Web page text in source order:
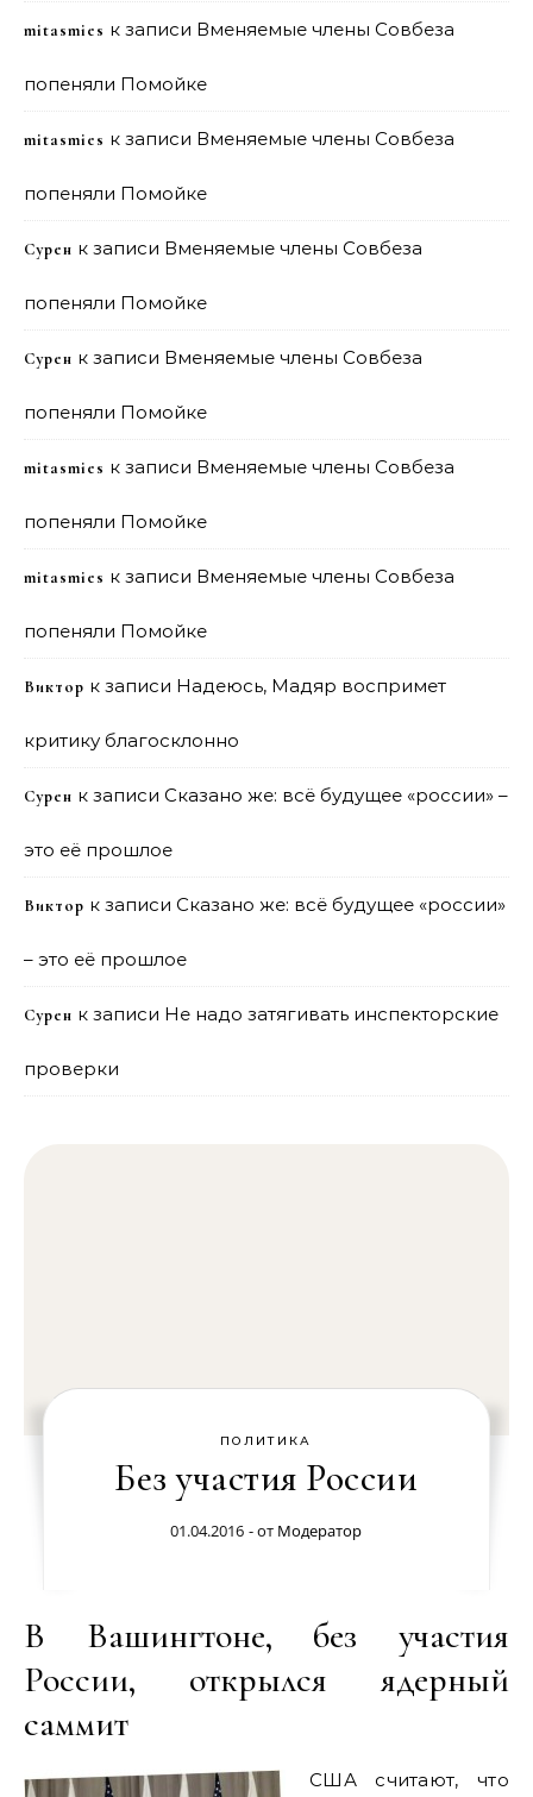
mitasmies к записи Вменяемые члены Совбеза
попеняли Помойке
mitasmies к записи Вменяемые члены Совбеза
попеняли Помойке
Сурен к записи Вменяемые члены Совбеза
попеняли Помойке
Сурен к записи Вменяемые члены Совбеза
попеняли Помойке
mitasmies к записи Вменяемые члены Совбеза
попеняли Помойке
mitasmies к записи Вменяемые члены Совбеза
попеняли Помойке
Виктор к записи Надеюсь, Мадяр воспримет
критику благосклонно
Сурен к записи Сказано же: всё будущее «россии» –
это её прошлое
Виктор к записи Сказано же: всё будущее «россии»
– это её прошлое
Сурен к записи Не надо затягивать инспекторские
проверки
ПОЛИТИКА
Без участия России
01.04.2016 - от Модератор
В Вашингтоне, без участия
России, открылся ядерный
саммит
США считают, что